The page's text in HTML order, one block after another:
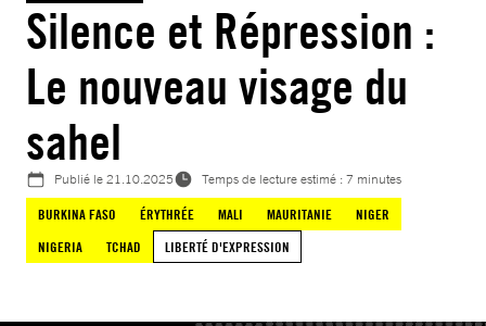
Silence et Répression :
Le nouveau visage du
sahel
Publié le21.10.2025
Temps de lecture estimé : 7 minutes
BURKINA FASO
ÉRYTHRÉE MALI MAURITANIE
NIGER
NIGERIA
TCHAD LIBERTÉ D'EXPRESSION